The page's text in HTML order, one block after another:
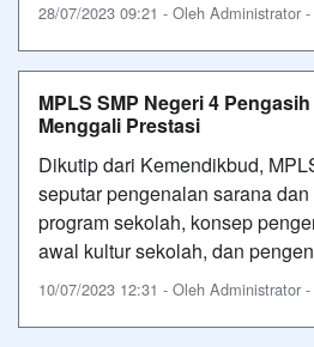
28/07/2023 09:21 - Oleh Administrator
MPLS SMP Negeri 4
Menggali Prestasi
Dikutip dari Kemendikbud,
seputar pengenalan sarana
program sekolah, konsep
awal kultur sekolah, dan
10/07/2023 12:31 - Oleh Administrator